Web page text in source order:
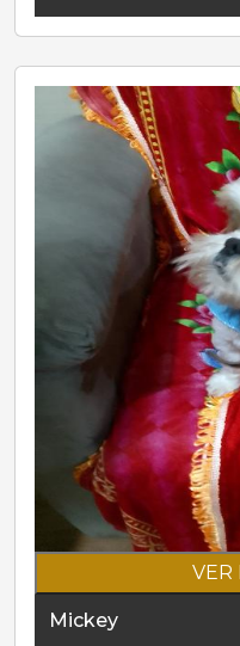
VER
Mickey